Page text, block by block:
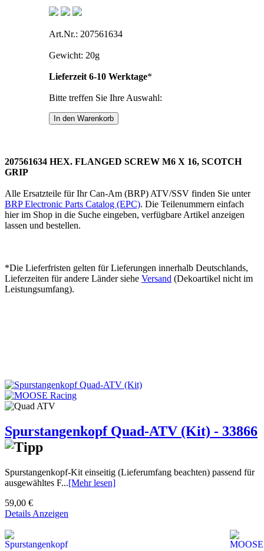
Art.Nr.: 207561634
Gewicht: 20g
Lieferzeit 6-10 Werktage*
Bitte treffen Sie Ihre Auswahl:
207561634 HEX. FLANGED SCREW M6 X 16, SCOTCH
GRIP
Alle Ersatzteile für Ihr Can-Am (BRP) ATV/SSV finden Sie unter
BRP Electronic Parts Catalog (EPC). Die Teilenummern einfach
hier im Shop in die Suche eingeben, verfügbare Artikel anzeigen
lassen und bestellen.
*Die Lieferfristen gelten für Lieferungen innerhalb Deutschlands,
Lieferzeiten für andere Länder siehe Versand (Dekoartikel nicht im
Leistungsumfang).
Spurstangenkopf Quad-ATV (Kit) - 33866
Spurstangenkopf-Kit einseitig (Lieferumfang beachten) passend für
ausgewähltes F...[Mehr lesen]
59,00 €
Details Anzeigen